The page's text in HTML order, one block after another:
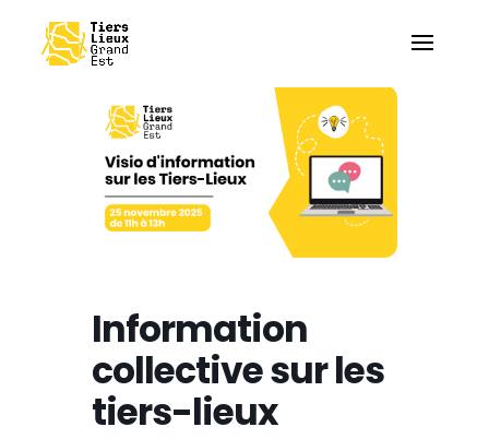
Information
collective sur les
tiers-lieux